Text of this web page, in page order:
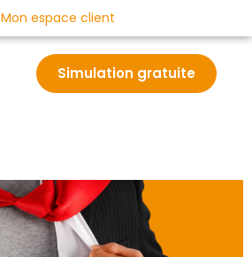
Mon espace client
Simulation gratuite